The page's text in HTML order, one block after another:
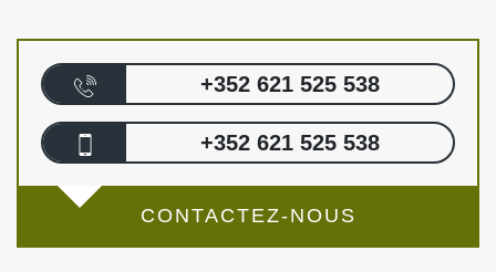
+352 621 525 538
+352 621 525 538
CONTACTEZ-NOUS